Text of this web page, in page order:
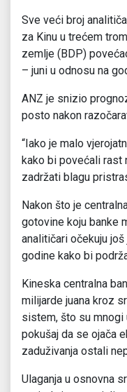
Sve veći broj
za Kinu u trećem
zemlje (BDP)
– juni u odnosu na
ANZ je snizio
posto nakon
“Iako je malo
kako bi povećali rast
zadržati blagu
Nakon što je
gotovine koju banke
analitičari očekuju
godine kako bi
Kineska centralna
milijarde juana kroz
sistem, što su
pokušaj da se ojača
zaduživanja ostali
Ulaganja u osnovna